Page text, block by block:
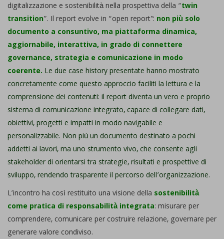
digitalizzazione e sostenibilità nella prospettiva della “twin
transition”. Il report evolve in “open report”: non più solo
documento a consuntivo, ma piattaforma dinamica,
aggiornabile, interattiva, in grado di connettere
governance, strategia e comunicazione in modo
coerente. Le due case history presentate hanno mostrato
concretamente come questo approccio faciliti la lettura e la
comprensione dei contenuti: il report diventa un vero e proprio
sistema di comunicazione integrato, capace di collegare dati,
obiettivi, progetti e impatti in modo navigabile e
personalizzabile. Non più un documento destinato a pochi
addetti ai lavori, ma uno strumento vivo, che consente agli
stakeholder di orientarsi tra strategie, risultati e prospettive di
sviluppo, rendendo trasparente il percorso dell’organizzazione.
L’incontro ha così restituito una visione della sostenibilità
come pratica di responsabilità integrata: misurare per
comprendere, comunicare per costruire relazione, governare per
generare valore condiviso.